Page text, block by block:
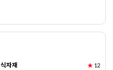
식자재 ★ 12